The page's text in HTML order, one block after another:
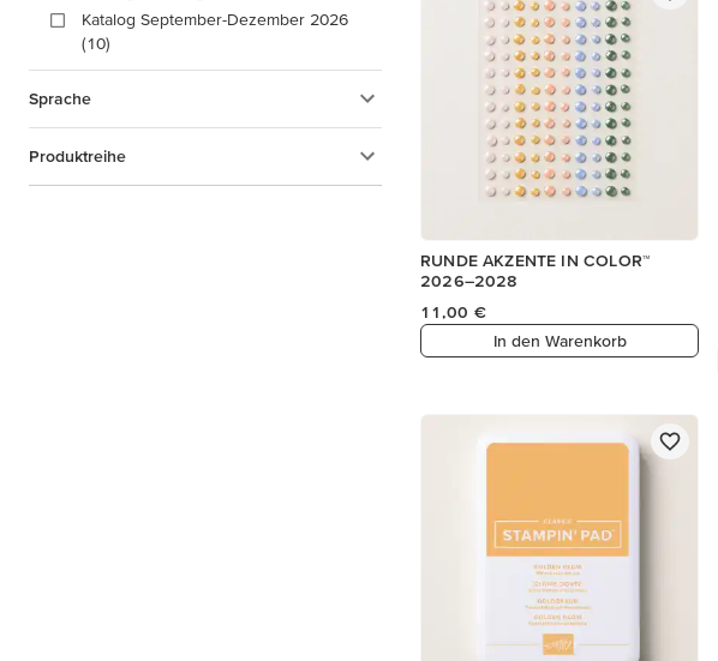
Katalog September-Dezember 2026
(10)
Sprache
Produktreihe
RUNDE AKZENTE IN COLOR™
2026–2028
11,00 €
In den Warenkorb